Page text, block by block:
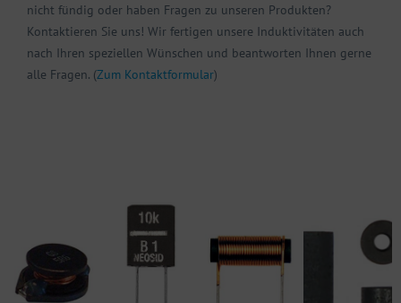
nicht fündig oder haben Fragen zu unseren Produkten?
Kontaktieren Sie uns! Wir fertigen unsere Induktivitäten auch
nach Ihren speziellen Wünschen und beantworten Ihnen gerne
alle Fragen. (Zum Kontaktformular)